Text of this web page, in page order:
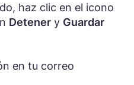
haz clic en el icono
Detener y Guardar
en tu correo